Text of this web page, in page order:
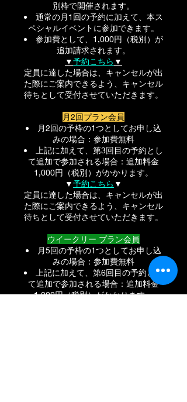
別枠で開催されます。
通常の月1回の予約に加えて、本ス
ペシャルイベントに参加できます。
参加費として、1,000円（税別）が
追加請求されます。
▼予約こちら ▼
定員に達した場合は、キャンセルが出
た際にご案内できるよう、キャンセル
待ちとして受付させていただきます。​
月2回プラン会員
月2回の予枠の1つとしてお申し込
みの場合：参加費無料
上記に加えて、第3回目の予約とし
て追加で参加される場合：追加料金
1,000円（税別）がかかります。
▼予約こちら ▼
​定員に達した場合は、キャンセルが出
た際にご案内できるよう、キャンセル
待ちとして受付させていただきます。
ウイークリー プラン会員
月5回の予枠の1つとしてお申し込
みの場合：参加費無料
上記に加えて、第6回目の予約とし
て追加で参加される場合：追加料金
1,000円（税別）がかかります。